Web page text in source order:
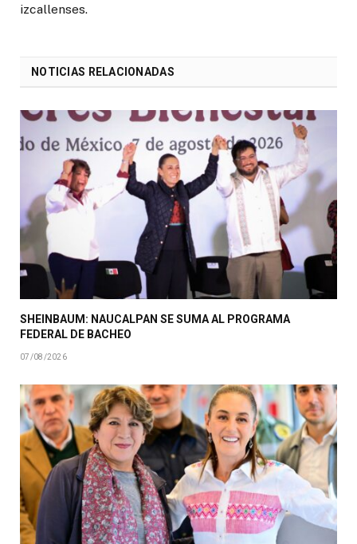
izcallenses.
NOTICIAS RELACIONADAS
SHEINBAUM: NAUCALPAN SE SUMA AL PROGRAMA
FEDERAL DE BACHEO
07/08/2026